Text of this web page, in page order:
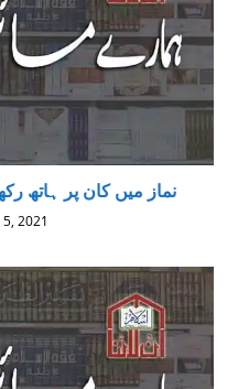
نماز میں کان پر ہاتھ
5, 2021